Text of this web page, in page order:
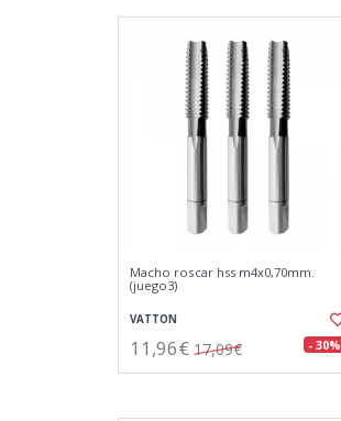
Macho roscar hss m4x0,70mm.
(juego3)
VATTON
11,96€ 17,09€ - 30%